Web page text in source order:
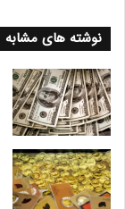
نوشته های مشابه